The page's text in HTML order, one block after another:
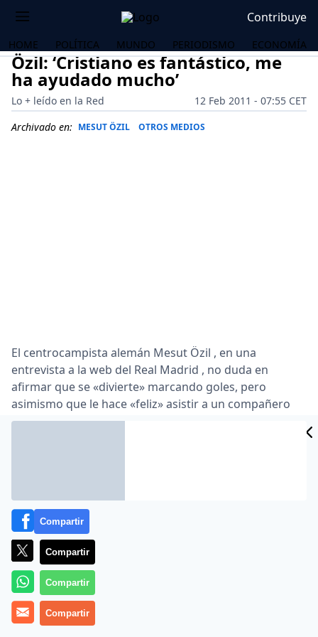
Contribuye
HOME POLÍTICA MUNDO PERIODISMO ECONOMÍA
Özil: ‘Cristiano es fantástico, me
ha ayudado mucho’
Lo + leído en la Red
12 Feb 2011 - 07:55 CET
Archivado en: MESUT ÖZIL OTROS MEDIOS
El centrocampista alemán Mesut Özil , en una
entrevista a la web del Real Madrid , no duda en
afirmar que se «divierte» marcando goles, pero
asimismo que le hace «feliz» asistir a un compañero
para que los marque … «Me divierto mucho marcando
asistencias, en declaraciones a los medios de
comunicación del club …
Lea el artículo completo en
Compartir
Compartir
Compartir
Compartir